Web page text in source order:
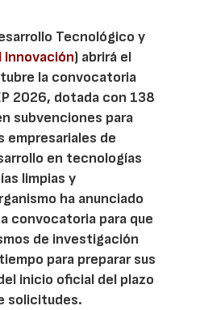
Tecnológico y
Innovación) abrirá el
la convocatoria
2026, dotada con 138
subvenciones para
de
en tecnologías
limpias y
ha anunciado
convocatoria para que
de investigación
para preparar sus
inicio oficial del plazo
solicitudes.